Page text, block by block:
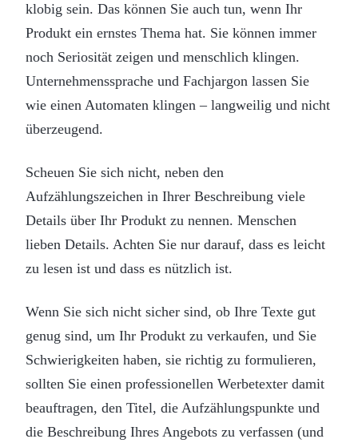
klobig sein. Das können Sie auch tun, wenn Ihr
Produkt ein ernstes Thema hat. Sie können immer
noch Seriosität zeigen und menschlich klingen.
Unternehmenssprache und Fachjargon lassen Sie
wie einen Automaten klingen – langweilig und nicht
überzeugend.
Scheuen Sie sich nicht, neben den
Aufzählungszeichen in Ihrer Beschreibung viele
Details über Ihr Produkt zu nennen. Menschen
lieben Details. Achten Sie nur darauf, dass es leicht
zu lesen ist und dass es nützlich ist.
Wenn Sie sich nicht sicher sind, ob Ihre Texte gut
genug sind, um Ihr Produkt zu verkaufen, und Sie
Schwierigkeiten haben, sie richtig zu formulieren,
sollten Sie einen professionellen Werbetexter damit
beauftragen, den Titel, die Aufzählungspunkte und
die Beschreibung Ihres Angebots zu verfassen (und